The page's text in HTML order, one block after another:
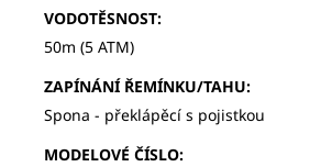
VODOTĚSNOST:
50m (5 ATM)
ZAPÍNÁNÍ ŘEMÍNKU/TAHU:
Spona - překlápěcí s pojistkou
MODELOVÉ ČÍSLO: